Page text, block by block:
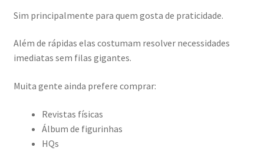
Sim principalmente para quem gosta de praticidade.
Além de rápidas elas costumam resolver necessidades
imediatas sem filas gigantes.
Muita gente ainda prefere comprar:
Revistas físicas
Álbum de figurinhas
HQs